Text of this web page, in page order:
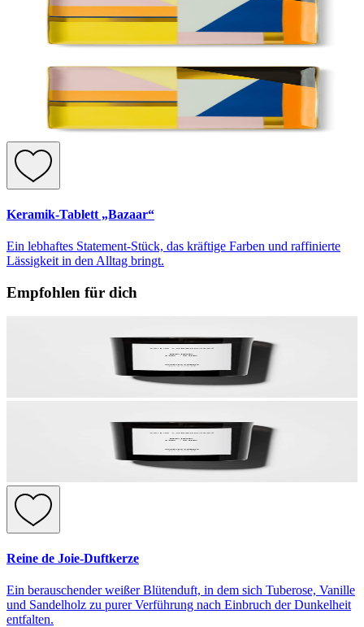
Keramik-Tablett „Bazaar“
Ein lebhaftes Statement-Stück, das kräftige Farben und raffinierte
Lässigkeit in den Alltag bringt.
Empfohlen für dich
Reine de Joie-Duftkerze
Ein berauschender weißer Blütenduft, in dem sich Tuberose, Vanille
und Sandelholz zu purer Verführung nach Einbruch der Dunkelheit
entfalten.